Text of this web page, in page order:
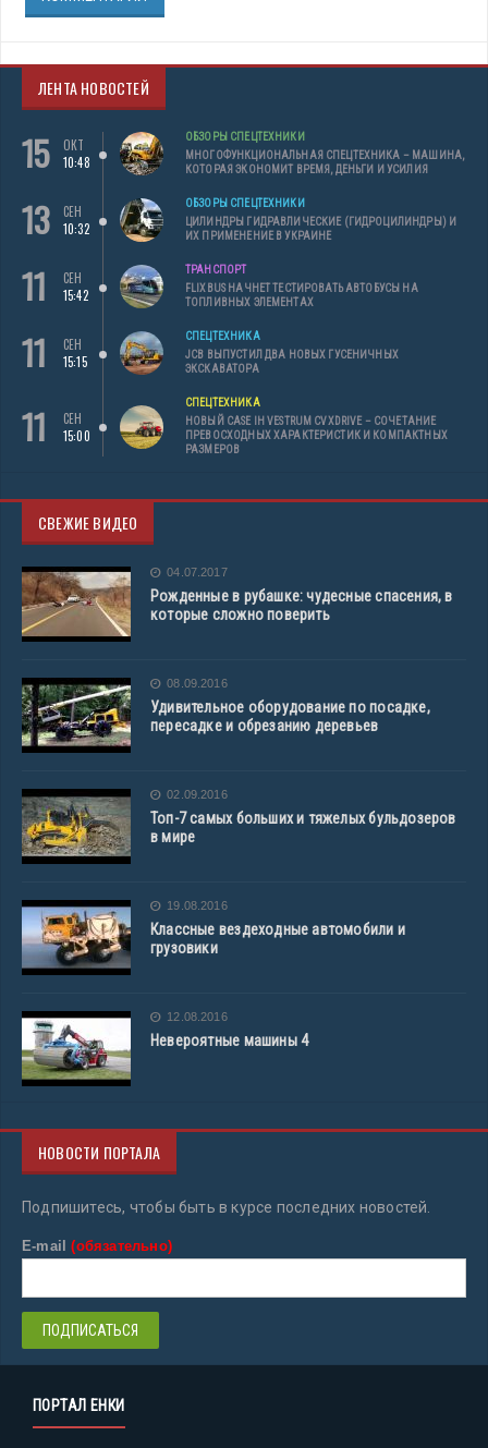
ЛЕНТА НОВОСТЕЙ
15
ОКТ
10:48
ОБЗОРЫ СПЕЦТЕХНИКИ
МНОГОФУНКЦИОНАЛЬНАЯ СПЕЦТЕХНИКА – МАШИНА,
КОТОРАЯ ЭКОНОМИТ ВРЕМЯ, ДЕНЬГИ И УСИЛИЯ
13
СЕН
10:32
ОБЗОРЫ СПЕЦТЕХНИКИ
ЦИЛИНДРЫ ГИДРАВЛИЧЕСКИЕ (ГИДРОЦИЛИНДРЫ) И
ИХ ПРИМЕНЕНИЕ В УКРАИНЕ
11
СЕН
15:42
ТРАНСПОРТ
FLIXBUS НАЧНЕТ ТЕСТИРОВАТЬ АВТОБУСЫ НА
ТОПЛИВНЫХ ЭЛЕМЕНТАХ
11
СЕН
15:15
СПЕЦТЕХНИКА
JCB ВЫПУСТИЛ ДВА НОВЫХ ГУСЕНИЧНЫХ
ЭКСКАВАТОРА
11
СЕН
15:00
СПЕЦТЕХНИКА
НОВЫЙ CASE IH VESTRUM CVXDRIVE – СОЧЕТАНИЕ
ПРЕВОСХОДНЫХ ХАРАКТЕРИСТИК И КОМПАКТНЫХ
РАЗМЕРОВ
СВЕЖИЕ ВИДЕО
04.07.2017
Рожденные в рубашке: чудесные спасения, в
которые сложно поверить
08.09.2016
Удивительное оборудование по посадке,
пересадке и обрезанию деревьев
02.09.2016
Топ-7 самых больших и тяжелых бульдозеров
в мире
19.08.2016
Классные вездеходные автомобили и
грузовики
12.08.2016
Невероятные машины 4
НОВОСТИ ПОРТАЛА
Подпишитесь, чтобы быть в курсе последних новостей.
E-mail(обязательно)
ПОРТАЛ ЕНКИ